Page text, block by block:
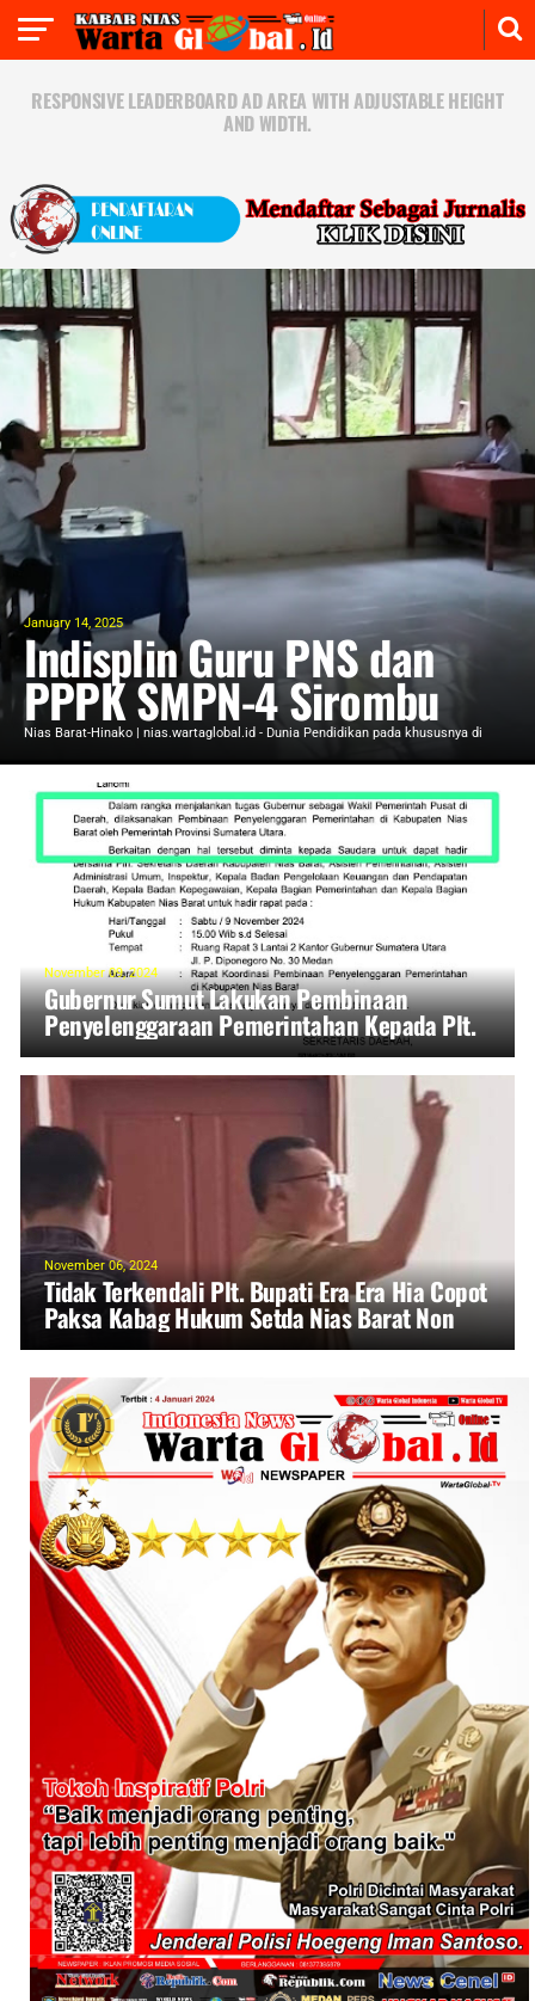
RESPONSIVE LEADERBOARD AD AREA WITH ADJUSTABLE HEIGHT
AND WIDTH.
January 14, 2025
Indisplin Guru PNS dan
PPPK SMPN-4 Sirombu
Sangat Buruk, Orang Tua
Siswa Keluhkan Perhatian
Pemer
Nias Barat-Hinako | nias.wartaglobal.id - Dunia Pendidikan pada khususnya di
November 09, 2024
Gubernur Sumut Lakukan Pembinaan
Penyelenggaraan Pemerintahan Kepada Plt.
Bupati Nias Barat
November 06, 2024
Tidak Terkendali Plt. Bupati Era Era Hia Copot
Paksa Kabag Hukum Setda Nias Barat Non
Prosedural